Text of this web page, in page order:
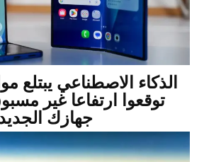
الذكاء الاصطناعي يبتلع
توقعوا ارتفاعا غير
جهازك